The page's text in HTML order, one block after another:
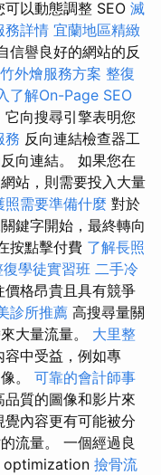
以動態調整 SEO 滅
務詳情 宜蘭地區精緻
信譽良好的網站的反
外燴服務方案 整復
了解On-Page SEO
它向搜尋引擎表明您
務 反向連結檢查器工
向連結。 如果您在
站，則需要投入大量
照需要準備什麼 對於
鍵字開始，最終轉向
按點擊付費 了解長照
復學徒實習班 二手冷
價格昂貴且具有競爭
診所推薦 高搜尋量關
大量流量。 大里整
中受益，例如專
。 可靠的會計師事
質的圖像和影片來
內容更有可能被分
流量。 一個經過良
optimization 撿骨流